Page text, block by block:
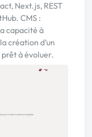
Next.js, REST
CMS :
capacité à
création d’un
à évoluer.